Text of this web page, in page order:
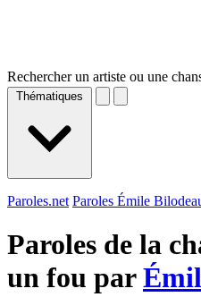
Rechercher un artiste ou une
Thématiques
Paroles.net Paroles Émile
Paroles de la
un fou par